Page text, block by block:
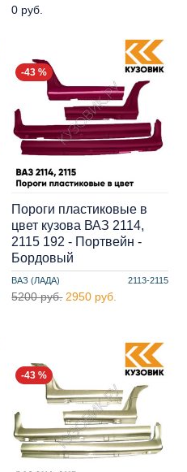
0 руб.
-43 %
ВАЗ (ЛАДА) 2113-2115
Пороги пластиковые в
цвет кузова ВАЗ 2114,
2115 192 - Портвейн -
Бордовый
5200 руб. 2950 руб.
-43 %